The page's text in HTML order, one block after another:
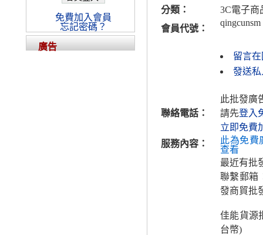
分類：
3C電子商
會員代號：
qingcunsm
留言
發送私
聯絡電話：
此批發廣
請先登入
立即免費
服務內容：
此為免費
查看
最近有批
聯繫郵箱
發商貿批
佳能貨源
台幣)
免費加入會員
忘記密碼？
廣告